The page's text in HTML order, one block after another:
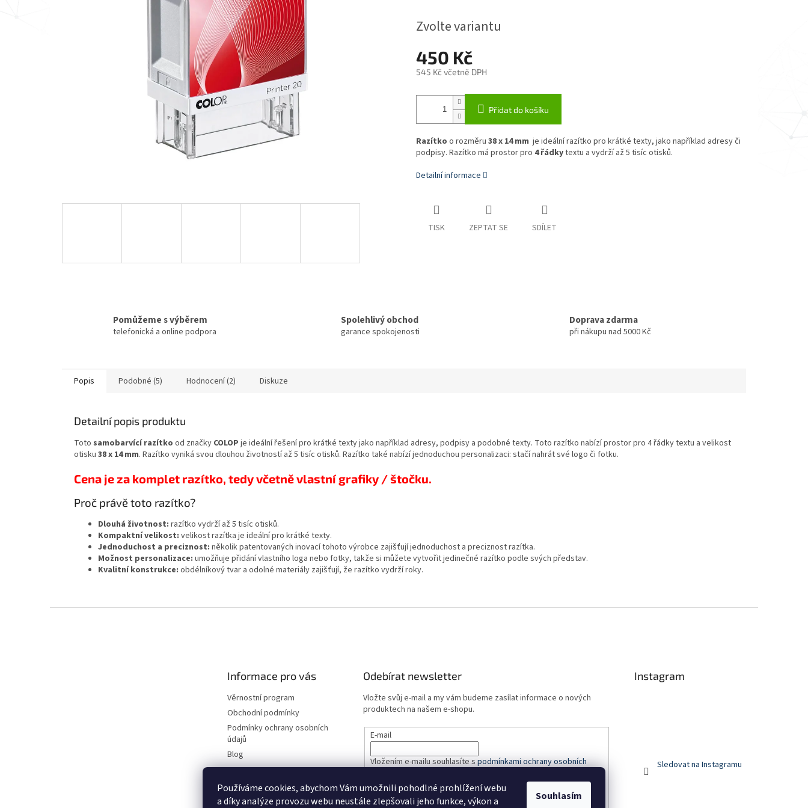
Používáme cookies, abychom Vám umožnili pohodlné prohlížení webu
a díky analýze provozu webu neustále zlepšovali jeho funkce, výkon a
Souhlasím
Zvolte variantu
450 Kč
545 Kčvčetně DPH
Přidat do košíku
Razítko o rozměru 38 x 14 mm je ideální razítko pro krátké texty, jako například adresy či
podpisy. Razítko má prostor pro 4 řádkytextu a vydrží až 5 tisíc otisků.
Detailní informace
TISK ZEPTAT SE SDÍLET
Pomůžeme s výběrem
telefonická a online podpora
Spolehlivý obchod
garance spokojenosti
Doprava zdarma
při nákupu nad 5000 Kč
Popis Podobné (5) Hodnocení (2) Diskuze
Detailní popis produktu
Toto samobarvící razítko od značky COLOP je ideální řešení pro krátké texty jako například adresy, podpisy a podobné texty. Toto razítko nabízí prostor pro 4 řádky textu a velikost
otisku 38 x 14 mm. Razítko vyniká svou dlouhou životností až 5 tisíc otisků. Razítko také nabízí jednoduchou personalizaci: stačí nahrát své logo či fotku.
Cena je za komplet razítko, tedy včetně vlastní grafiky / štočku.
Proč právě toto razítko?
Dlouhá životnost: razítko vydrží až 5 tisíc otisků.
Kompaktní velikost: velikost razítka je ideální pro krátké texty.
Jednoduchost a preciznost: několik patentovaných inovací tohoto výrobce zajišťují jednoduchost a preciznost razítka.
Možnost personalizace: umožňuje přidání vlastního loga nebo fotky, takže si můžete vytvořit jedinečné razítko podle svých představ.
Kvalitní konstrukce: obdélníkový tvar a odolné materiály zajišťují, že razítko vydrží roky.
Informace pro vás
Věrnostní program
Obchodní podmínky
Podmínky ochrany osobních
údajů
Blog
Odebírat newsletter
Vložte svůj e-mail a my vám budeme zasílat informace o nových
produktech na našem e-shopu.
E-mail
Vložením e-mailu souhlasíte spodmínkami ochrany osobních
PŘIHLÁSIT SE
Instagram
Sledovat na Instagramu